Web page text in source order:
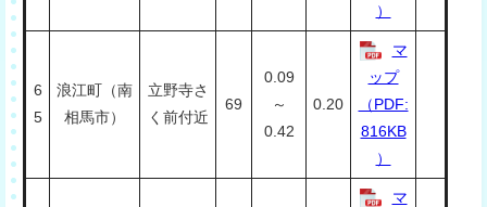
）
6
5
浪江町（南
相馬市）
立野寺さ
く前付近
69
0.09
～
0.42
0.20
マ
ップ
（PDF:
816KB
）
マ